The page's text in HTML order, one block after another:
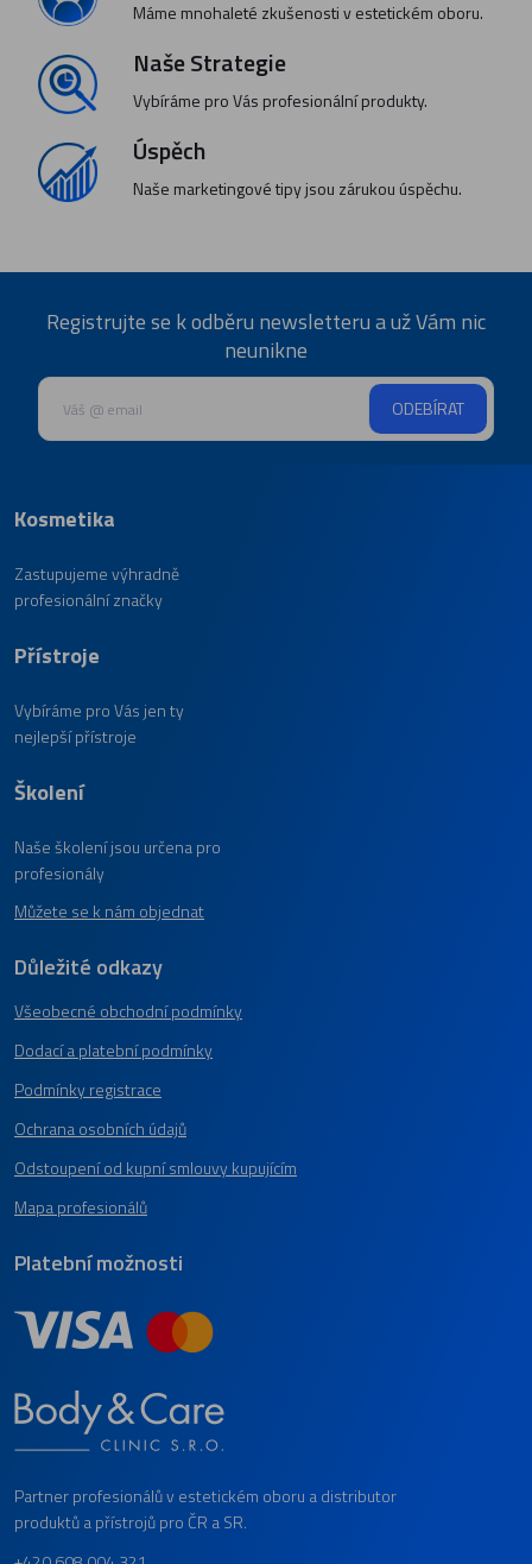
Máme mnohaleté zkušenosti v estetickém oboru.
Naše Strategie
Vybíráme pro Vás profesionální produkty.
Úspěch
Naše marketingové tipy jsou zárukou úspěchu.
Registrujte se k odběru newsletteru a už Vám nic
neunikne
ODEBÍRAT
Kosmetika
Zastupujeme výhradně
profesionální značky
Přístroje
Vybíráme pro Vás jen ty
nejlepší přístroje
Školení
Naše školení jsou určena pro
profesionály
Můžete se k nám objednat
Důležité odkazy
Všeobecné obchodní podmínky
Dodací a platební podmínky
Podmínky registrace
Ochrana osobních údajů
Odstoupení od kupní smlouvy kupujícím
Mapa profesionálů
Platební možnosti
Partner profesionálů v estetickém oboru a distributor
produktů a přístrojů pro ČR a SR.